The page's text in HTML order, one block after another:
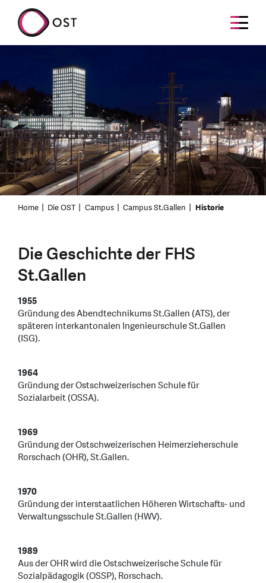
Home Die OST Campus Campus St.Gallen Historie
Die Geschichte der FHS
St.Gallen
1955
Gründung des Abendtechnikums St.Gallen (ATS), der
späteren interkantonalen Ingenieurschule St.Gallen
(ISG).
1964
Gründung der Ostschweizerischen Schule für
Sozialarbeit (OSSA).
1969
Gründung der Ostschweizerischen Heimerzieherschule
Rorschach (OHR), St.Gallen.
1970
Gründung der interstaatlichen Höheren Wirtschafts- und
Verwaltungsschule St.Gallen (HWV).
1989
Aus der OHR wird die Ostschweizerische Schule für
Sozialpädagogik (OSSP), Rorschach.